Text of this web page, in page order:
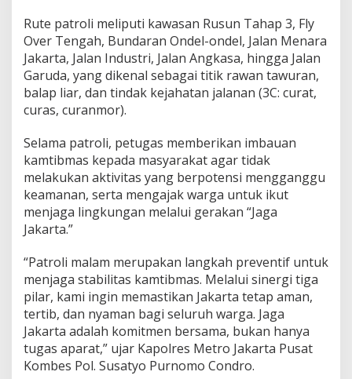
u
t
i
n
P
a
t
l
i
M
a
l
a
a
l
a
m
S
e
m
a
n
Rute patroli meliputi kawasan Rusun Tahap 3, Fly
Over Tengah, Bundaran Ondel-ondel, Jalan Menara
Jakarta, Jalan Industri, Jalan Angkasa, hingga Jalan
Garuda, yang dikenal sebagai titik rawan tawuran,
balap liar, dan tindak kejahatan jalanan (3C: curat,
curas, curanmor).
Selama patroli, petugas memberikan imbauan
kamtibmas kepada masyarakat agar tidak
melakukan aktivitas yang berpotensi mengganggu
keamanan, serta mengajak warga untuk ikut
menjaga lingkungan melalui gerakan “Jaga
Jakarta.”
“Patroli malam merupakan langkah preventif untuk
menjaga stabilitas kamtibmas. Melalui sinergi tiga
pilar, kami ingin memastikan Jakarta tetap aman,
tertib, dan nyaman bagi seluruh warga. Jaga
Jakarta adalah komitmen bersama, bukan hanya
tugas aparat,” ujar Kapolres Metro Jakarta Pusat
Kombes Pol. Susatyo Purnomo Condro.